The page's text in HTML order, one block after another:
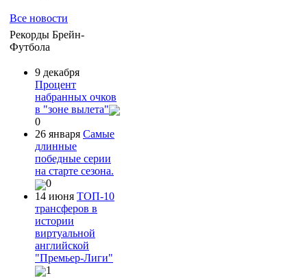
Все новости
Рекорды Брейн-
Футбола
9 декабря
Процент
набранных очков
в "зоне вылета"
0
26 января Самые
длинные
победные серии
на старте сезона.
0
14 июня ТОП-10
трансферов в
истории
виртуальной
английской
"Премьер-Лиги"
1